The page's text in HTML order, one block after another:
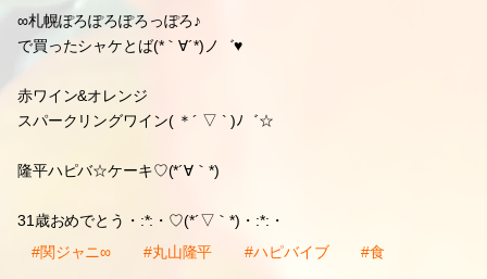
∞札幌ぽろぽろぽろっぽろ♪
で買ったシャケとば(*｀∀´*)ノ゛♥
赤ワイン&オレンジ
スパークリングワイン( ＊´ ▽ ` )ﾉ゛☆
隆平ハピバ☆ケーキ♡(*´∀｀*)
31歳おめでとう・:*:・♡(*´▽｀*)・:*:・
#関ジャニ∞
#丸山隆平 #ハピバイブ #食